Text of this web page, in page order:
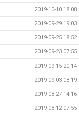
2019-10-10 18:08
2019-09-29 19:03
2019-09-25 18:52
2019-09-23 07:55
2019-09-15 20:14
2019-09-03 08:19
2019-08-27 14:16
2019-08-12 07:55